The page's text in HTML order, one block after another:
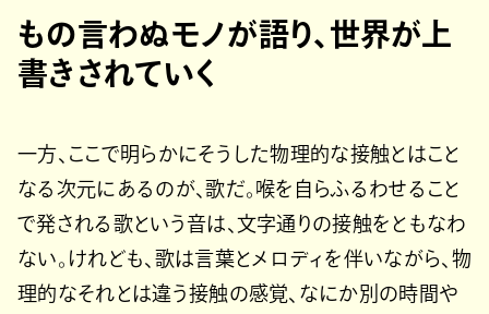
もの言わぬモノが語り、世界が上
書きされていく
一方、ここで明らかにそうした物理的な接触とはこと
なる次元にあるのが、歌だ。喉を自らふるわせること
で発される歌という音は、文字通りの接触をともなわ
ない。けれども、歌は言葉とメロディを伴いながら、物
理的なそれとは違う接触の感覚、なにか別の時間や